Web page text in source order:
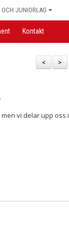
OCH JUNIORLAG
Kontakt
>
<
vi delar upp oss i